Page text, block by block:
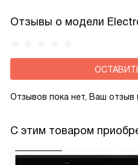
Отзывы о модели
Отзывов пока нет, Ваш
С этим товаром